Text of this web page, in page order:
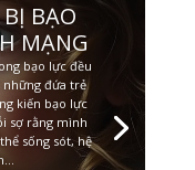
BẠO
MẠNG
bạo lực đều
những đứa trẻ
kiến bạo lực
sợ rằng mình
sống sót, hệ